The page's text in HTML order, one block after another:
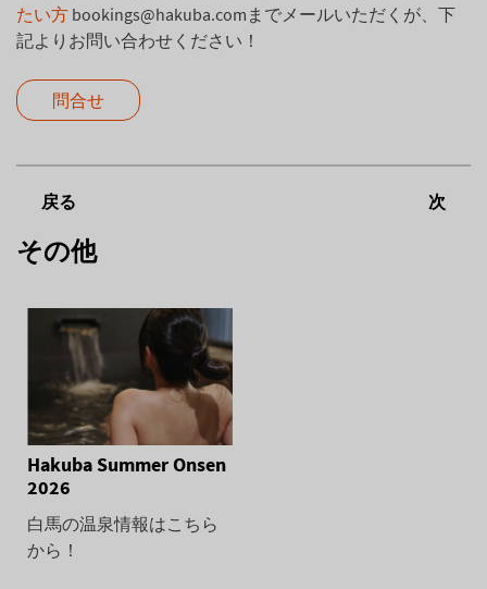
たい方 bookings@hakuba.com までメールいただくが、下
記よりお問い合わせください！
問合せ
戻る 次
その他
Hakuba Summer Onsen
2026
白馬の温泉情報はこちら
から！